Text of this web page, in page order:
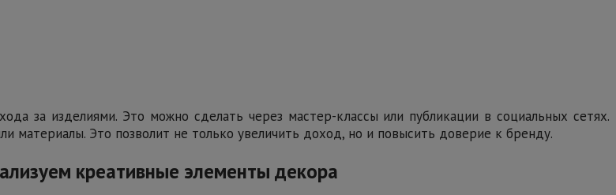
за изделиями. Это можно сделать через мастер-классы или публикации в социальных сетях.
материалы. Это позволит не только увеличить доход, но и повысить доверие к бренду.
креативные элементы декора